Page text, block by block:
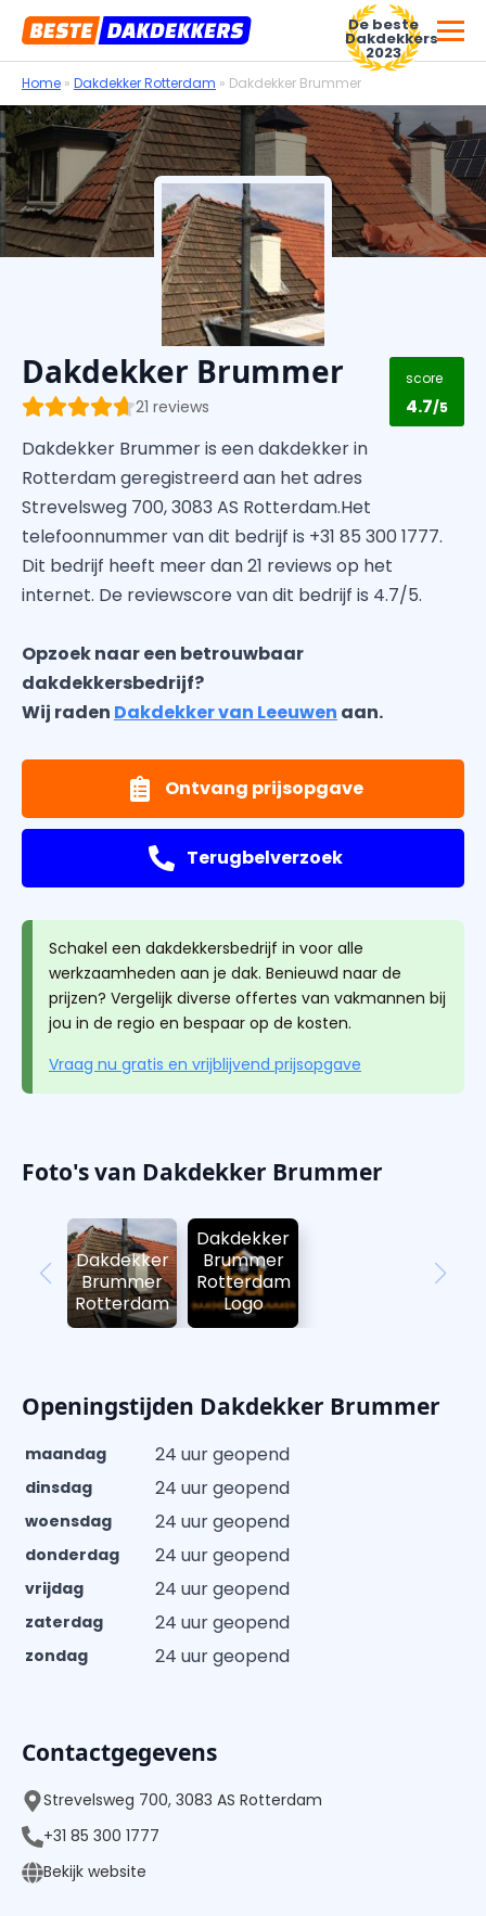
Voor dakdekkersbedrijven
De beste
Dakdekkers
2023
Home » Dakdekker Rotterdam » Dakdekker Brummer
Dakdekker Brummer
21 reviews
score
4.7/5
Dakdekker Brummer is een dakdekker in
Rotterdam geregistreerd aan het adres
Strevelsweg 700, 3083 AS Rotterdam.Het
telefoonnummer van dit bedrijf is +31 85 300 1777.
Dit bedrijf heeft meer dan 21 reviews op het
internet. De reviewscore van dit bedrijf is 4.7/5.
Opzoek naar een betrouwbaar
dakdekkersbedrijf?
Wij raden Dakdekker van Leeuwen aan.
Ontvang prijsopgave
Terugbelverzoek
Schakel een dakdekkersbedrijf in voor alle
werkzaamheden aan je dak. Benieuwd naar de
prijzen? Vergelijk diverse offertes van vakmannen bij
jou in de regio en bespaar op de kosten.
Vraag nu gratis en vrijblijvend prijsopgave
Foto's van Dakdekker Brummer
Dakdekker
Brummer
Rotterdam
Dakdekker
Brummer
Rotterdam
Logo
Openingstijden Dakdekker Brummer
maandag 24 uur geopend
dinsdag 24 uur geopend
woensdag 24 uur geopend
donderdag 24 uur geopend
vrijdag 24 uur geopend
zaterdag 24 uur geopend
zondag 24 uur geopend
Contactgegevens
Strevelsweg 700, 3083 AS Rotterdam
+31 85 300 1777
Bekijk website